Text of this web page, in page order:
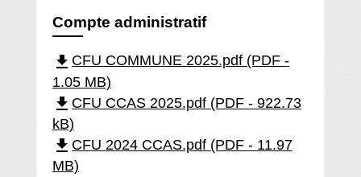
Compte administratif
file_download CFU COMMUNE 2025.pdf (PDF -
1.05 MB)
file_download CFU CCAS 2025.pdf (PDF - 922.73
kB)
file_download CFU 2024 CCAS.pdf (PDF - 11.97
MB)